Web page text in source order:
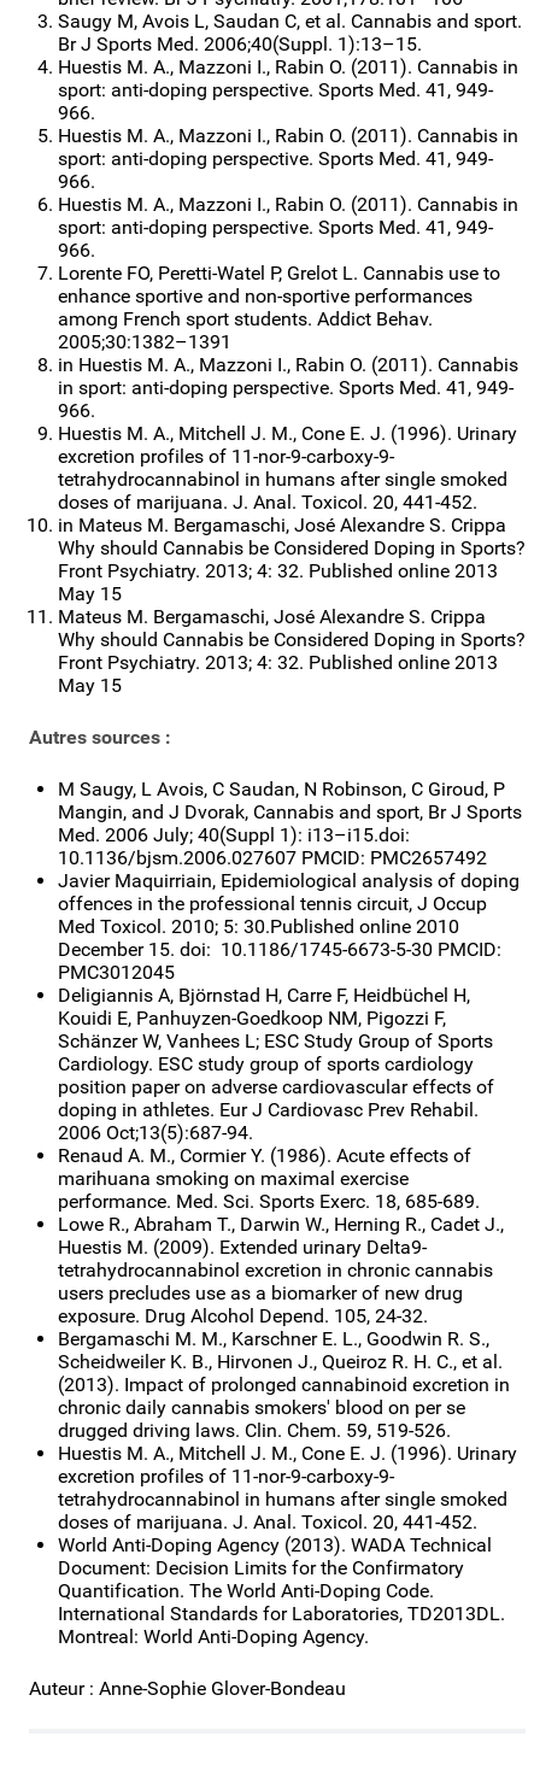
Saugy M, Avois L, Saudan C, et al. Cannabis and sport.
Br J Sports Med. 2006;40(Suppl. 1):13–15.
Huestis M. A., Mazzoni I., Rabin O. (2011). Cannabis in
sport: anti-doping perspective. Sports Med. 41, 949-
966.
Huestis M. A., Mazzoni I., Rabin O. (2011). Cannabis in
sport: anti-doping perspective. Sports Med. 41, 949-
966.
Huestis M. A., Mazzoni I., Rabin O. (2011). Cannabis in
sport: anti-doping perspective. Sports Med. 41, 949-
966.
Lorente FO, Peretti-Watel P, Grelot L. Cannabis use to
enhance sportive and non-sportive performances
among French sport students. Addict Behav.
2005;30:1382–1391
in Huestis M. A., Mazzoni I., Rabin O. (2011). Cannabis
in sport: anti-doping perspective. Sports Med. 41, 949-
966.
Huestis M. A., Mitchell J. M., Cone E. J. (1996). Urinary
excretion profiles of 11-nor-9-carboxy-9-
tetrahydrocannabinol in humans after single smoked
doses of marijuana. J. Anal. Toxicol. 20, 441-452.
in Mateus M. Bergamaschi, José Alexandre S. Crippa
Why should Cannabis be Considered Doping in Sports?
Front Psychiatry. 2013; 4: 32. Published online 2013
May 15
Mateus M. Bergamaschi, José Alexandre S. Crippa
Why should Cannabis be Considered Doping in Sports?
Front Psychiatry. 2013; 4: 32. Published online 2013
May 15
Autres sources :
M Saugy, L Avois, C Saudan, N Robinson, C Giroud, P
Mangin, and J Dvorak, Cannabis and sport, Br J Sports
Med. 2006 July; 40(Suppl 1): i13–i15.doi:
10.1136/bjsm.2006.027607 PMCID: PMC2657492
Javier Maquirriain, Epidemiological analysis of doping
offences in the professional tennis circuit, J Occup
Med Toxicol. 2010; 5: 30.Published online 2010
December 15. doi: 10.1186/1745-6673-5-30 PMCID:
PMC3012045
Deligiannis A, Björnstad H, Carre F, Heidbüchel H,
Kouidi E, Panhuyzen-Goedkoop NM, Pigozzi F,
Schänzer W, Vanhees L; ESC Study Group of Sports
Cardiology. ESC study group of sports cardiology
position paper on adverse cardiovascular effects of
doping in athletes. Eur J Cardiovasc Prev Rehabil.
2006 Oct;13(5):687-94.
Renaud A. M., Cormier Y. (1986). Acute effects of
marihuana smoking on maximal exercise
performance. Med. Sci. Sports Exerc. 18, 685-689.
Lowe R., Abraham T., Darwin W., Herning R., Cadet J.,
Huestis M. (2009). Extended urinary Delta9-
tetrahydrocannabinol excretion in chronic cannabis
users precludes use as a biomarker of new drug
exposure. Drug Alcohol Depend. 105, 24-32.
Bergamaschi M. M., Karschner E. L., Goodwin R. S.,
Scheidweiler K. B., Hirvonen J., Queiroz R. H. C., et al.
(2013). Impact of prolonged cannabinoid excretion in
chronic daily cannabis smokers' blood on per se
drugged driving laws. Clin. Chem. 59, 519-526.
Huestis M. A., Mitchell J. M., Cone E. J. (1996). Urinary
excretion profiles of 11-nor-9-carboxy-9-
tetrahydrocannabinol in humans after single smoked
doses of marijuana. J. Anal. Toxicol. 20, 441-452.
World Anti-Doping Agency (2013). WADA Technical
Document: Decision Limits for the Confirmatory
Quantification. The World Anti-Doping Code.
International Standards for Laboratories, TD2013DL.
Montreal: World Anti-Doping Agency.
Auteur : Anne-Sophie Glover-Bondeau